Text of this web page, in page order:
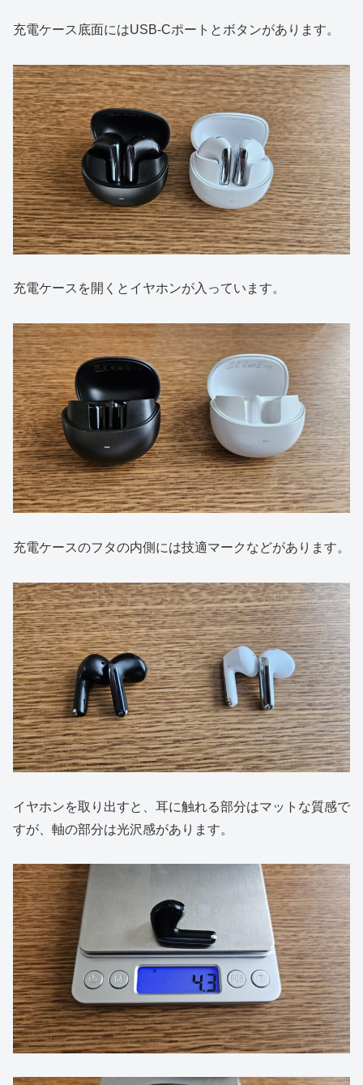
充電ケース底面にはUSB-Cポートとボタンがあります。
充電ケースを開くとイヤホンが入っています。
充電ケースのフタの内側には技適マークなどがあります。
イヤホンを取り出すと、耳に触れる部分はマットな質感で
すが、軸の部分は光沢感があります。